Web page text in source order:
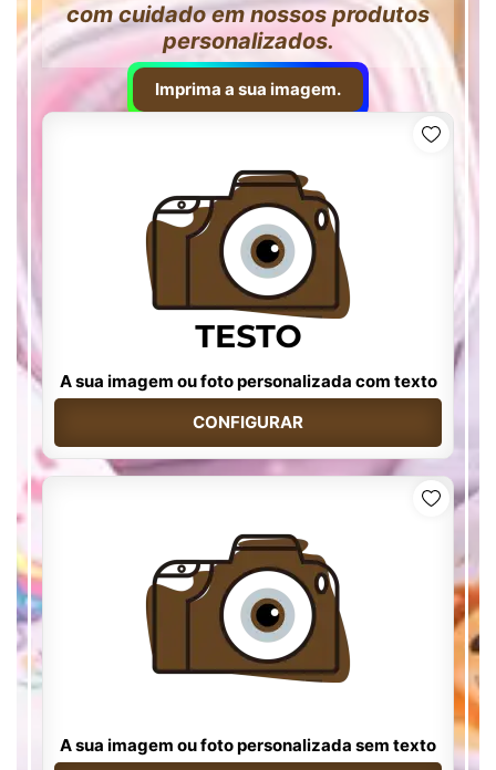
com cuidado em nossos produtos
personalizados.
Imprima a sua imagem.
A sua imagem ou foto personalizada com texto
CONFIGURAR
A sua imagem ou foto personalizada sem texto